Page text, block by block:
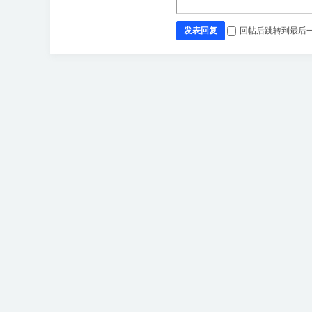
发表回复 回帖后跳转到最后